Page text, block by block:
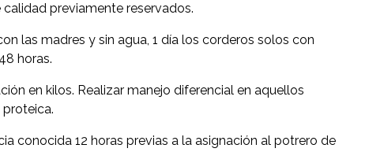
previamente reservados.
las madres y sin agua, 1 día los corderos solos con
horas.
en kilos. Realizar manejo diferencial en aquellos
conocida 12 horas previas a la asignación al potrero de